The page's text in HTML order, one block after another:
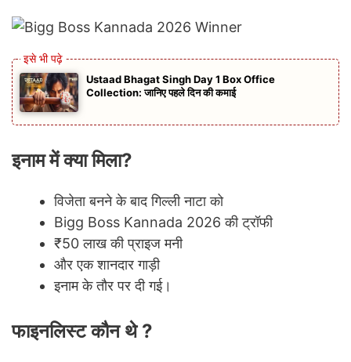
Ustaad Bhagat Singh Day 1 Box Office
Collection: जानिए पहले दिन की कमाई
इनाम में क्या मिला?
विजेता बनने के बाद गिल्ली नाटा को
Bigg Boss Kannada 2026 की ट्रॉफी
₹50 लाख की प्राइज मनी
और एक शानदार गाड़ी
इनाम के तौर पर दी गई।
फाइनलिस्ट कौन थे ?